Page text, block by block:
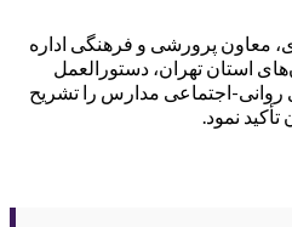
معاون پرورشی و فرهنگی اداره
استان تهران، دستورالعمل
اجتماعی مدارس را تشریح
نمود.